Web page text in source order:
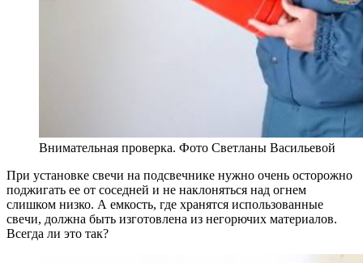
Внимательная проверка. Фото Светланы Васильевой
При установке свечи на подсвечнике нужно очень осторожно
поджигать ее от соседней и не наклоняться над огнем
слишком низко. А емкость, где хранятся использованные
свечи, должна быть изготовлена из негорючих материалов.
Всегда ли это так?